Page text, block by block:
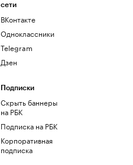
сети
ВКонтакте
Одноклассники
Telegram
Дзен
Подписки
Скрыть баннеры
на РБК
Подписка на РБК
Корпоративная
подписка